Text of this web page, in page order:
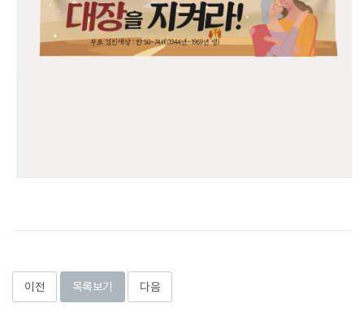
이전 목록보기 다음